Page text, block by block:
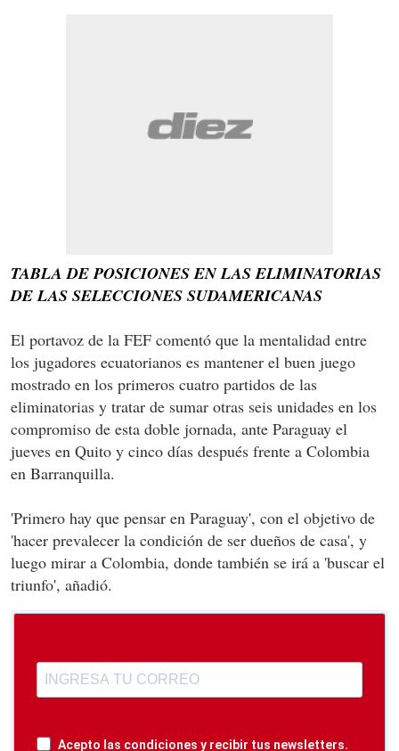
TABLA DE POSICIONES EN LAS ELIMINATORIAS
DE LAS SELECCIONES SUDAMERICANAS
El portavoz de la FEF comentó que la mentalidad entre
los jugadores ecuatorianos es mantener el buen juego
mostrado en los primeros cuatro partidos de las
eliminatorias y tratar de sumar otras seis unidades en los
compromiso de esta doble jornada, ante Paraguay el
jueves en Quito y cinco días después frente a Colombia
en Barranquilla.
'Primero hay que pensar en Paraguay', con el objetivo de
'hacer prevalecer la condición de ser dueños de casa', y
luego mirar a Colombia, donde también se irá a 'buscar el
triunfo', añadió.
Acepto las condiciones y recibir tus newsletters.